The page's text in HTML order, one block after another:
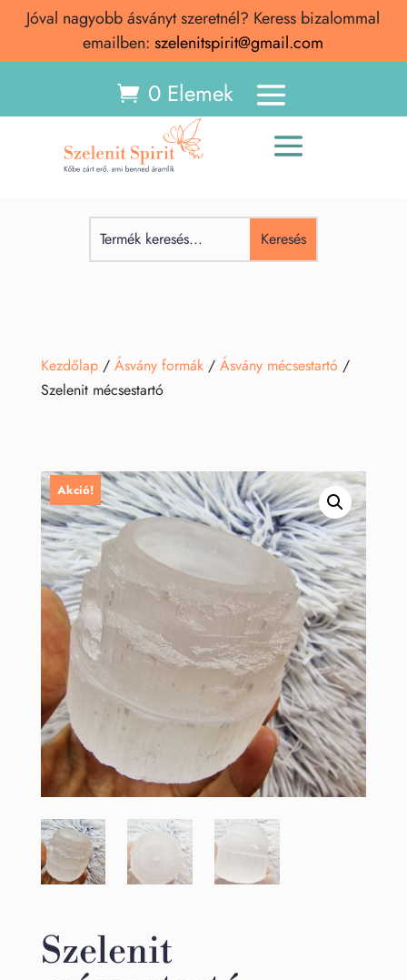
Jóval nagyobb ásványt szeretnél? Keress bizalommal
emailben: szelenitspirit@gmail.com
0 Elemek
Kezdőlap/ Ásvány formák/ Ásvány mécsestartó/
Szelenit mécsestartó
Akció!
Szelenit